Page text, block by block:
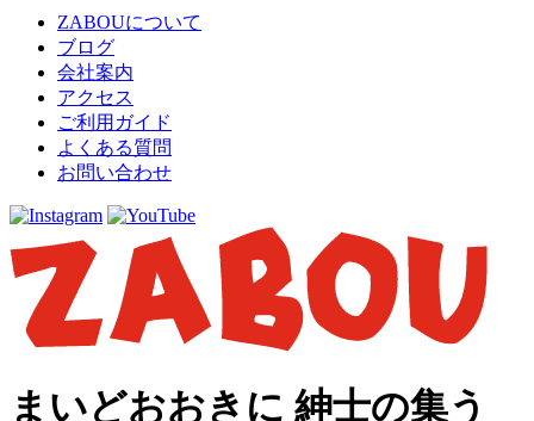
ZABOUについて
ブログ
会社案内
アクセス
ご利用ガイド
よくある質問
お問い合わせ
まいどおおきに 紳士の集う